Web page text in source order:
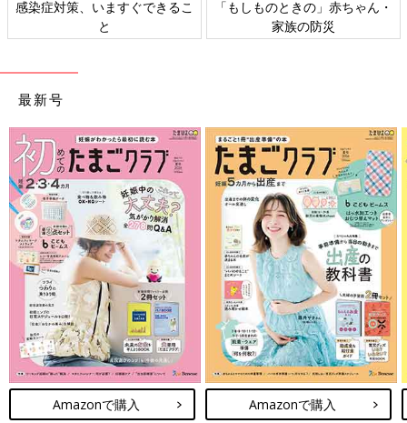
感染症対策、いますぐできるこ
と
「もしものときの」赤ちゃん・
家族の防災
最新号
Amazonで購入 Amazonで購入